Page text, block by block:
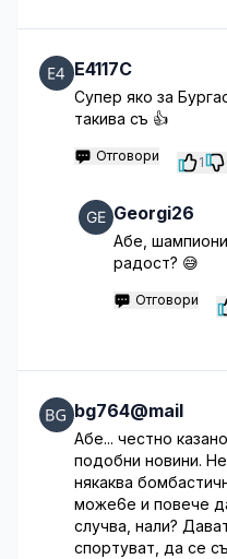
E4117C
Супер яко за
такива съ 👍
Отговори 1
Georgi26
Абе,
радост? 😅
Отговори
bg764@mail
Абе... честно
подобни новини.
някаква
може6е и повече
случва, нали?
спортуват, да се